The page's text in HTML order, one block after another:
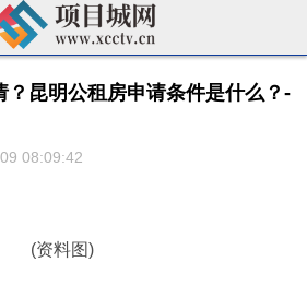
？昆明公租房申请条件是什么？-
08:09:42
(资料图)